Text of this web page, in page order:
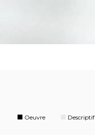
Oeuvre Descriptif